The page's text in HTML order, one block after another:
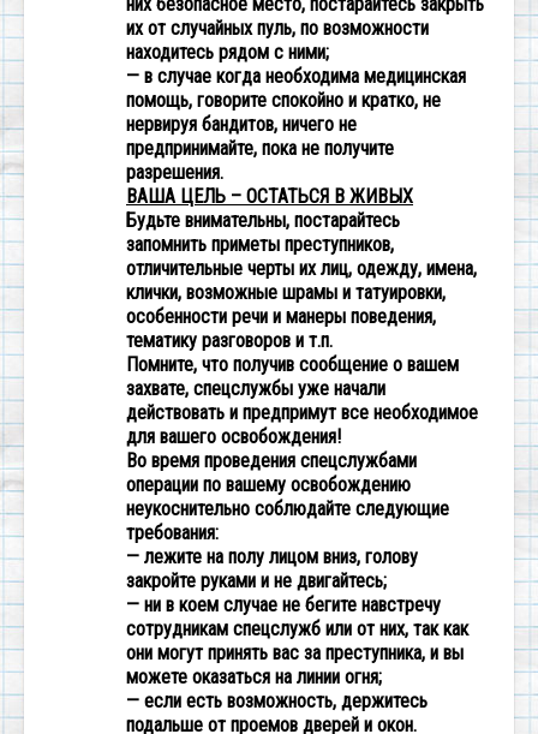
их от случайных пуль, по возможности
находитесь рядом с ними;
— в случае когда необходима медицинская
помощь, говорите спокойно и кратко, не
нервируя бандитов, ничего не
предпринимайте, пока не получите
разрешения.
ВАША ЦЕЛЬ – ОСТАТЬСЯ В ЖИВЫХ
Будьте внимательны, постарайтесь
запомнить приметы преступников,
отличительные черты их лиц, одежду, имена,
клички, возможные шрамы и татуировки,
особенности речи и манеры поведения,
тематику разговоров и т.п.
Помните, что получив сообщение о вашем
захвате, спецслужбы уже начали
действовать и предпримут все необходимое
для вашего освобождения!
Во время проведения спецслужбами
операции по вашему освобождению
неукоснительно соблюдайте следующие
требования:
— лежите на полу лицом вниз, голову
закройте руками и не двигайтесь;
— ни в коем случае не бегите навстречу
сотрудникам спецслужб или от них, так как
они могут принять вас за преступника, и вы
можете оказаться на линии огня;
— если есть возможность, держитесь
подальше от проемов дверей и окон.